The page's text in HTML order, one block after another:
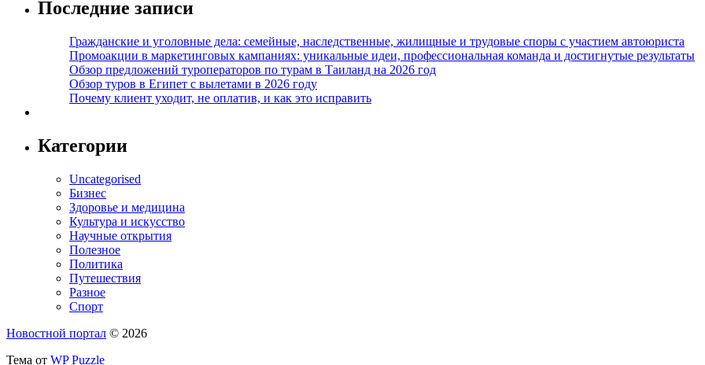
Последние записи
Гражданские и уголовные дела: семейные, наследственные, жилищные и трудовые споры с участием автоюриста
Промоакции в маркетинговых кампаниях: уникальные идеи, профессиональная команда и достигнутые результаты
Обзор предложений туроператоров по турам в Таиланд на 2026 год
Обзор туров в Египет с вылетами в 2026 году
Почему клиент уходит, не оплатив, и как это исправить
Категории
Uncategorised
Бизнес
Здоровье и медицина
Культура и искусство
Научные открытия
Полезное
Политика
Путешествия
Разное
Спорт
Новостной портал © 2026
Тема от WP Puzzle